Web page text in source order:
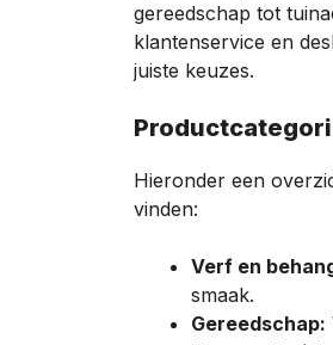
gereedschap tot
klantenservice en
juiste keuzes.
Hieronder een
vinden:
Verf en
smaak.
Gereedschap: